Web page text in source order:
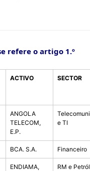
refere o artigo 1.º
ACTIVO SECTOR
ANGOLA
TELECOM,
E.P.
e TI
BCA. S.A. Financeiro
ENDIAMA,
RM e